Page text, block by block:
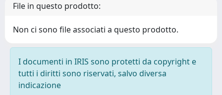
File in questo prodotto:
Non ci sono file associati a questo prodotto.
I documenti in IRIS sono protetti da copyright e
tutti i diritti sono riservati, salvo diversa
indicazione